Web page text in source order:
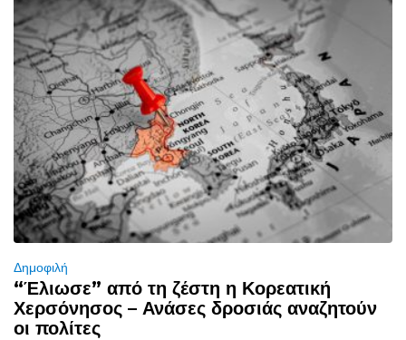
Δημοφιλή
“Έλιωσε” από τη ζέστη η Κορεατική
Χερσόνησος – Ανάσες δροσιάς αναζητούν
οι πολίτες